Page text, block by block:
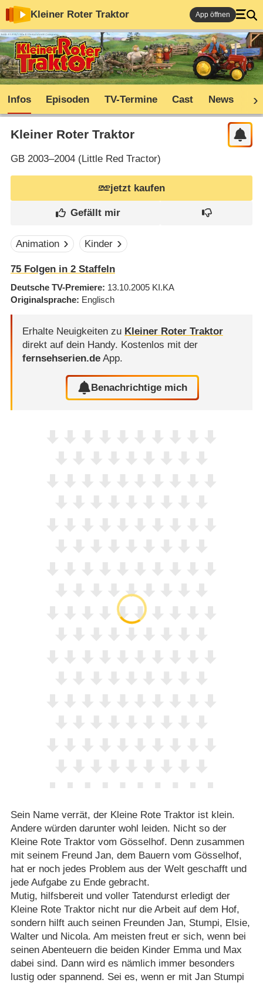
Kleiner Roter Traktor App öffnen
Infos Episoden TV-Termine Cast News
Kleiner Roter Traktor
GB2003–2004 (Little Red Tractor)
jetzt kaufen
Animation Kinder
75Folgen in 2Staffeln
Deutsche TV-Premiere 13.10.2005 KI.KA
Originalsprache Englisch
Erhalte Neuigkeiten zu Kleiner Roter Traktor
direkt auf dein Handy. Kostenlos mit der
fernsehserien.deApp.
Benachrichtige mich
Sein Name verrät, der Kleine Rote Traktor ist klein.
Andere würden darunter wohl leiden. Nicht so der
Kleine Rote Traktor vom Gösselhof. Denn zusammen
mit seinem Freund Jan, dem Bauern vom Gösselhof,
hat er noch jedes Problem aus der Welt geschafft und
jede Aufgabe zu Ende gebracht.
Mutig, hilfsbereit und voller Tatendurst erledigt der
Kleine Rote Traktor nicht nur die Arbeit auf dem Hof,
sondern hilft auch seinen Freunden Jan, Stumpi, Elsie,
Walter und Nicola. Am meisten freut er sich, wenn bei
seinen Abenteuern die beiden Kinder Emma und Max
dabei sind. Dann wird es nämlich immer besonders
lustig oder spannend. Sei es, wenn er mit Jan Stumpi